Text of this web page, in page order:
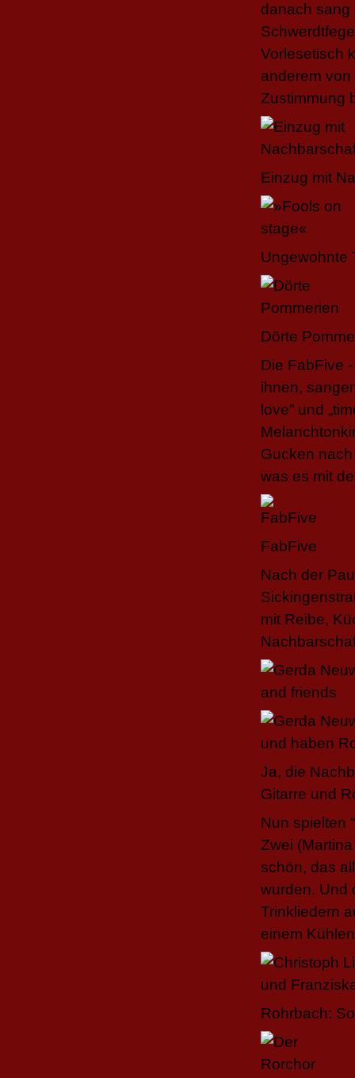
danach sang
Vorlesetisch
anderem
Zustimmung
Einzug mit
Ungewohnte
Dörte
Die FabFive
ihnen,
love” und
Gucken
was es mit
FabFive
Nach der
mit Reibe,
Ja, die
Gitarre und
Nun spielten
Zwei
schön, das
wurden. Und
Trinkliedern
einem
Rohrbach: